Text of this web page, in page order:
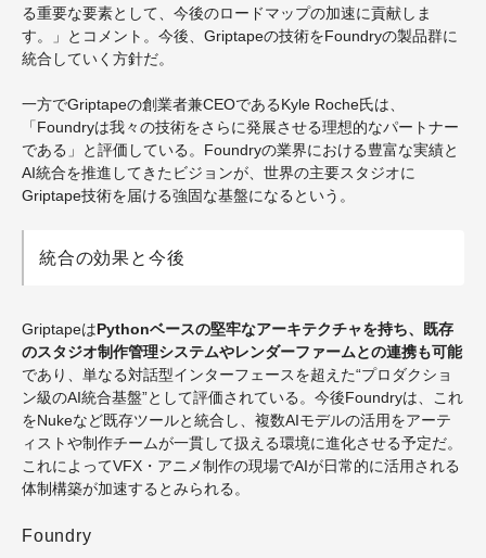
る重要な要素として、今後のロードマップの加速に貢献しま
す。」とコメント。今後、Griptapeの技術をFoundryの製品群に
統合していく方針だ。
一方でGriptapeの創業者兼CEOであるKyle Roche氏は、
「Foundryは我々の技術をさらに発展させる理想的なパートナー
である」と評価している。Foundryの業界における豊富な実績と
AI統合を推進してきたビジョンが、世界の主要スタジオに
Griptape技術を届ける強固な基盤になるという。
統合の効果と今後
GriptapeはPythonベースの堅牢なアーキテクチャを持ち、既存
のスタジオ制作管理システムやレンダーファームとの連携も可能
であり、単なる対話型インターフェースを超えた“プロダクショ
ン級のAI統合基盤”として評価されている。今後Foundryは、これ
をNukeなど既存ツールと統合し、複数AIモデルの活用をアーテ
ィストや制作チームが一貫して扱える環境に進化させる予定だ。
これによってVFX・アニメ制作の現場でAIが日常的に活用される
体制構築が加速するとみられる。
Foundry